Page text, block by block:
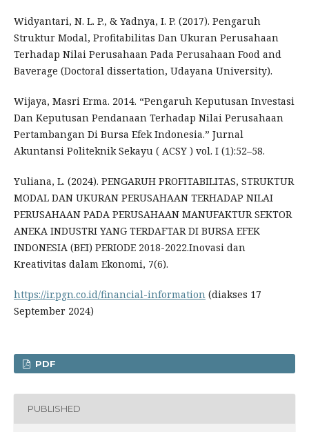
Widyantari, N. L. P., & Yadnya, I. P. (2017). Pengaruh
Struktur Modal, Profitabilitas Dan Ukuran Perusahaan
Terhadap Nilai Perusahaan Pada Perusahaan Food and
Baverage (Doctoral dissertation, Udayana University).
Wijaya, Masri Erma. 2014. “Pengaruh Keputusan Investasi
Dan Keputusan Pendanaan Terhadap Nilai Perusahaan
Pertambangan Di Bursa Efek Indonesia.” Jurnal
Akuntansi Politeknik Sekayu ( ACSY ) vol. I (1):52–58.
Yuliana, L. (2024). PENGARUH PROFITABILITAS, STRUKTUR
MODAL DAN UKURAN PERUSAHAAN TERHADAP NILAI
PERUSAHAAN PADA PERUSAHAAN MANUFAKTUR SEKTOR
ANEKA INDUSTRI YANG TERDAFTAR DI BURSA EFEK
INDONESIA (BEI) PERIODE 2018-2022.Inovasi dan
Kreativitas dalam Ekonomi, 7(6).
https://ir.pgn.co.id/financial-information (diakses 17
September 2024)
PDF
PUBLISHED